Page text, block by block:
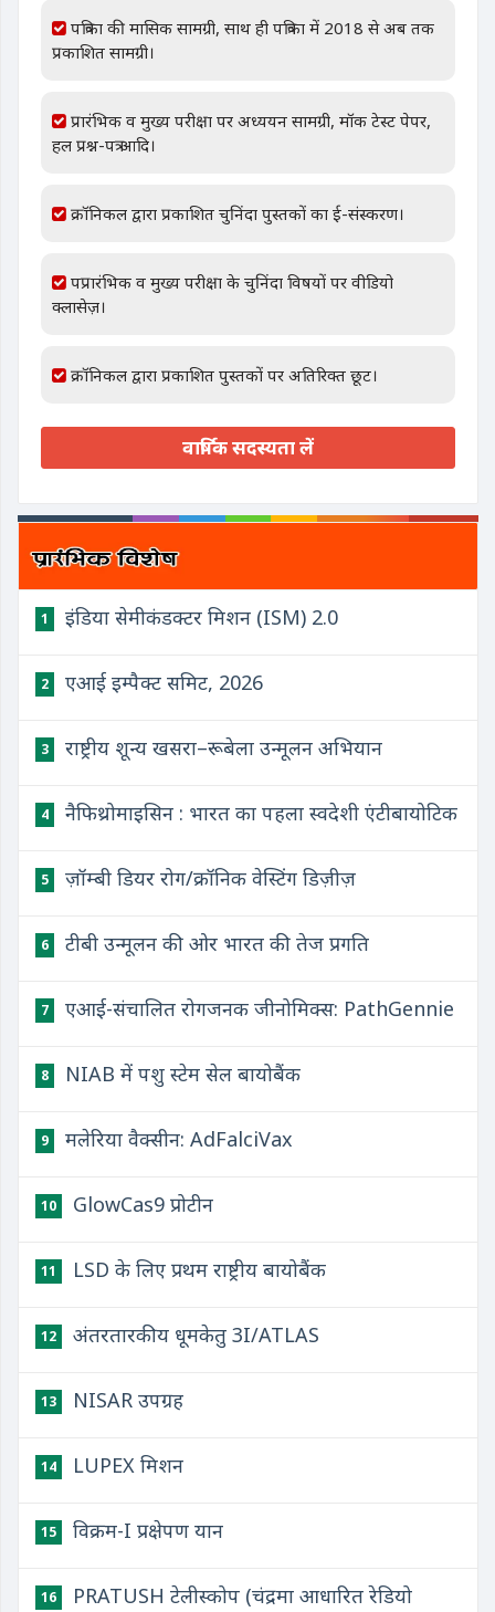
पत्रिका की मासिक सामग्री, साथ ही पत्रिका में 2018 से अब तक
प्रकाशित सामग्री।
प्रारंभिक व मुख्य परीक्षा पर अध्ययन सामग्री, मॉक टेस्ट पेपर,
हल प्रश्न-पत्र आदि।
क्रॉनिकल द्वारा प्रकाशित चुनिंदा पुस्तकों का ई-संस्करण।
पप्रारंभिक व मुख्य परीक्षा के चुनिंदा विषयों पर वीडियो
क्लासेज़।
क्रॉनिकल द्वारा प्रकाशित पुस्तकों पर अतिरिक्त छूट।
वार्षिक सदस्यता लें
1 इंडिया सेमीकंडक्टर मिशन (ISM) 2.0
2 एआई इम्पैक्ट समिट, 2026
3 राष्ट्रीय शून्य खसरा–रूबेला उन्मूलन अभियान
4 नैफिथ्रोमाइसिन : भारत का पहला स्वदेशी एंटीबायोटिक
5 ज़ॉम्बी डियर रोग/क्रॉनिक वेस्टिंग डिज़ीज़
6 टीबी उन्मूलन की ओर भारत की तेज प्रगति
7 एआई-संचालित रोगजनक जीनोमिक्स: PathGennie
8 NIAB में पशु स्टेम सेल बायोबैंक
9 मलेरिया वैक्सीन: AdFalciVax
10 GlowCas9 प्रोटीन
11 LSD के लिए प्रथम राष्ट्रीय बायोबैंक
12 अंतरतारकीय धूमकेतु 3I/ATLAS
13 NISAR उपग्रह
14 LUPEX मिशन
15 विक्रम-I प्रक्षेपण यान
16
PRATUSH टेलीस्कोप (चंद्रमा आधारित रेडियो